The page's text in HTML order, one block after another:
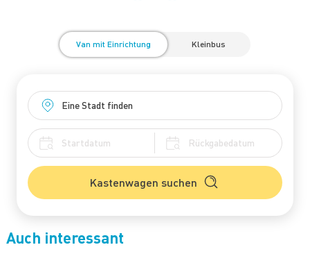
Van mit Einrichtung Kleinbus
Kastenwagen suchen
Auch interessant